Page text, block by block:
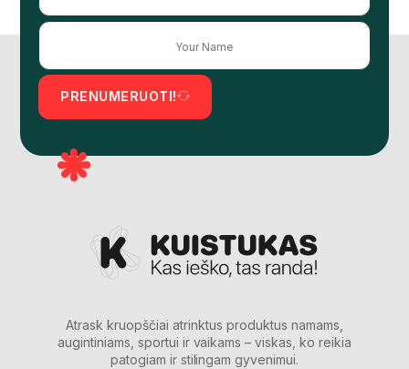
PRENUMERUOTI!
Atrask kruopščiai atrinktus produktus namams,
augintiniams, sportui ir vaikams – viskas, ko reikia
patogiam ir stilingam gyvenimui.